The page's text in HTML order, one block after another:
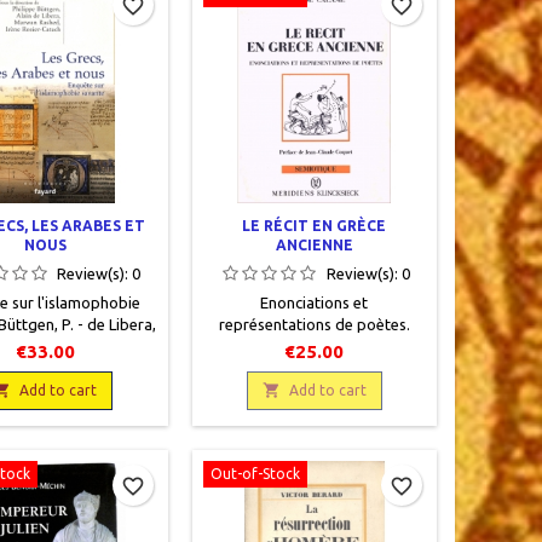
LES ARABES ET
NOUS
Review(s):0
sur l'islamophobie
P. - de Libera,
M. - Rosier-Catach,
Ouvertures,
2009, 15 x 23, 374
broché. Neuf,
€33.00
Add to cart
favorite_border
LE RÉCIT EN GRÈCE
ANCIENNE
Review(s): 0
Enonciations et
représentations de poètes.
Calame, Claude. En français,
Sémiotique, Paris, Méridiens
Klincksieck, 1986, 16 x 23, 222
pages, broché, occasion. Bon
état. Couverture
€25.00
 Add to cart
favorite_border
favorite_border
Out-of-Stock
favorite_border